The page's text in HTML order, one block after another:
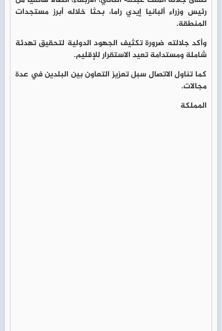
رئيس وزراء ألبانيا إيدي راما، بحثا خلاله أبرز مستجدات
المنطقة.
وأكد جلالته ضرورة تكثيف الجهود الدولية لتحقيق تهدئة
شاملة ومستدامة تعيد الاستقرار للإقليم.
كما تناول الاتصال سبل تعزيز التعاون بين البلدين في عدة
مجالات.
المملكة